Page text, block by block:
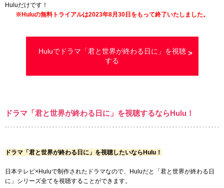
Huluだけです！
※Huluの無料トライアルは2023年8月30日をもって終了いたしました。
Huluでドラマ「君と世界が終わる日に」を視聴
する
ドラマ「君と世界が終わる日に」を視聴するならHulu！
ドラマ「君と世界が終わる日に」を視聴したいならHulu！
日本テレビ×Huluで制作されたドラマなので、Huluだと「君と世界が終わる日
に」シリーズ全てを視聴することができます。